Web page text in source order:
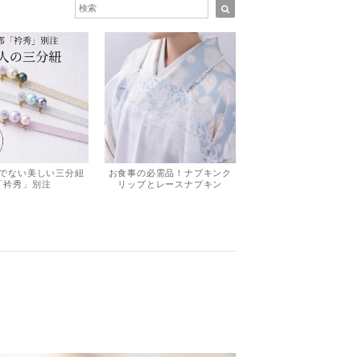
ない美しい三分紐
「衿秀」別注
お食事の必需品！ナプキンク
リップとレースナプキン